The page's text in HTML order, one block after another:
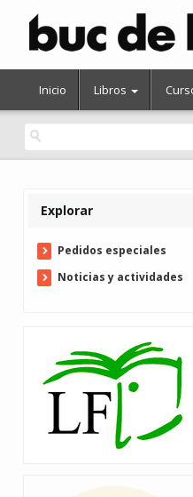
Inicio Libros
Explorar
Pedidos especiales
Noticias y actividades